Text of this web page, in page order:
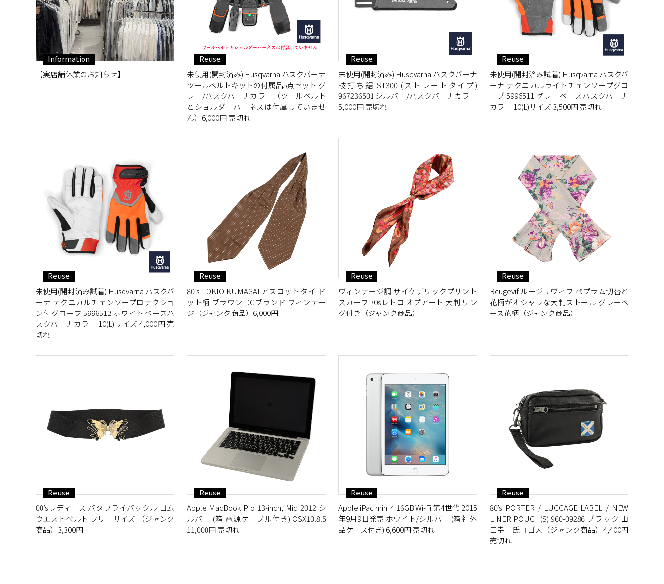
Information
【実店舗休業のお知らせ】
Reuse
未使用(開封済み) Husqvarna ハスクバーナ
ツールベルトキットの付属品5点セット グ
レー/ハスクバーナカラー（ツールベルト
とショルダーハーネスは付属していませ
ん）6,000円 売切れ
Reuse
未使用(開封済み) Husqvarna ハスクバーナ
枝打ち鋸 ST300 (ストレートタイプ)
967236501 シルバー/ハスクバーナカラー
5,000円 売切れ
Reuse
未使用(開封済み試着) Husqvarna ハスクバ
ーナ テクニカルライトチェンソープグロ
ーブ 5996511 グレーベースハスクバーナ
カラー 10(L)サイズ 3,500円 売切れ
Reuse
未使用(開封済み試着) Husqvarna ハスクバ
ーナ テクニカルチェンソープロテクショ
ン付グローブ 5996512 ホワイトベースハ
スクバーナカラー 10(L)サイズ 4,000円 売
切れ
Reuse
80’s TOKIO KUMAGAIアスコットタイ ド
ット柄 ブラウン DCブランド ヴィンテー
ジ（ジャンク商品）6,000円
Reuse
ヴィンテージ調 サイケデリックプリント
スカーフ 70sレトロ オプアート 大判 リン
グ付き（ジャンク商品）
Reuse
Rougevif ルージュヴィフ ペプラム切替と
花柄がオシャレな大判ストール グレーベ
ース花柄（ジャンク商品）
Reuse
00’sレディース バタフライバックル ゴム
ウエストベルト フリーサイズ （ジャンク
商品）3,300円
Reuse
Apple MacBook Pro 13-inch, Mid 2012 シ
ルバー (箱 電源ケーブル付き) OSX10.8.5
11,000円 売切れ
Reuse
Apple iPad mini 4 16GB Wi-Fi 第4世代 2015
年9月9日発売 ホワイト/シルバー (箱 社外
品ケース付き) 6,600円 売切れ
Reuse
80’s PORTER / LUGGAGE LABEL / NEW
LINER POUCH(S) 960-09286 ブラック 山
口幸一氏ロゴ入（ジャンク商品）4,400円
売切れ